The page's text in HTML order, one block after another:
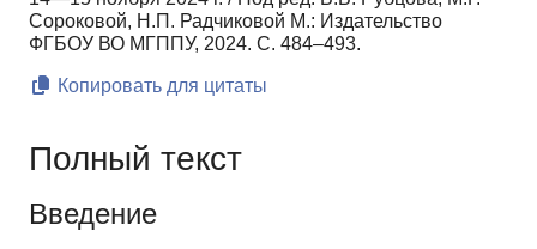
Сороковой, Н.П. Радчиковой М.: Издательство
ФГБОУ ВО МГППУ, 2024. С. 484–493.
Копировать для цитаты
Полный текст
Введение